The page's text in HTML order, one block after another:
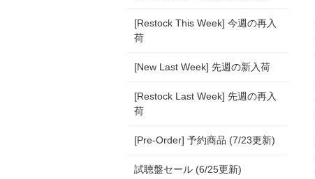
[Restock This Week] 今週の再入
荷
[New Last Week] 先週の新入荷
[Restock Last Week] 先週の再入
荷
[Pre-Order] 予約商品 (7/23更新)
試聴盤セール (6/25更新)